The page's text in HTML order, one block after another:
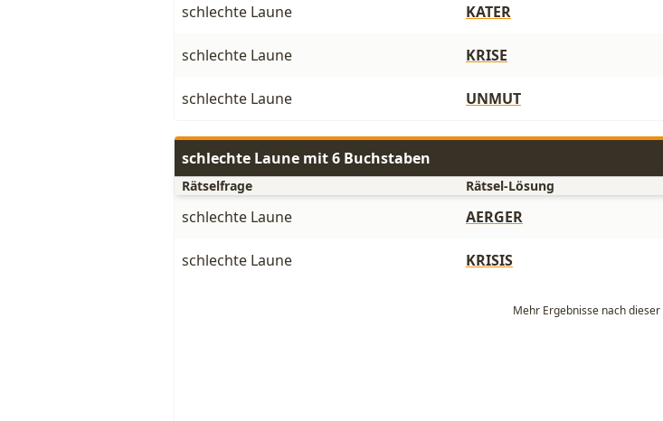
schlechte Laune KATER
schlechte Laune KRISE
schlechte Laune UNMUT
schlechte Laune mit 6 Buchstaben
Rätselfrage Rätsel-Lösung
schlechte Laune AERGER
schlechte Laune KRISIS